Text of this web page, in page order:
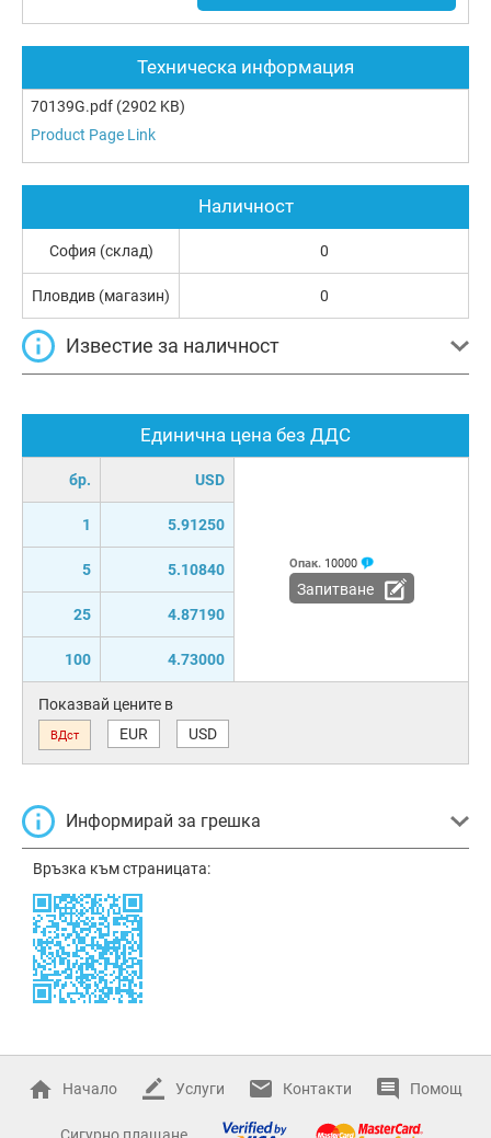
Техническа информация
70139G.pdf (2902 KB)
Product Page Link
Единична цена без ДДС
бр. USD
1 5.91250
5 5.10840
25 4.87190
100 4.73000
Опак. 10000
Запитване
Показвай цените в
ВДст EUR USD
Информирай за грешка
Връзка към страницата:
Наличност
София (склад) 0
Пловдив (магазин) 0
Известие за наличност
Начало Услуги Контакти Помощ